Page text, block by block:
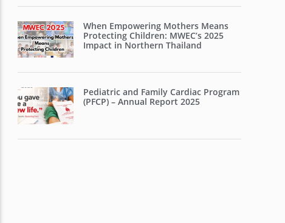
When Empowering Mothers Means
Protecting Children: MWEC’s 2025
Impact in Northern Thailand
Pediatric and Family Cardiac Program
(PFCP) – Annual Report 2025